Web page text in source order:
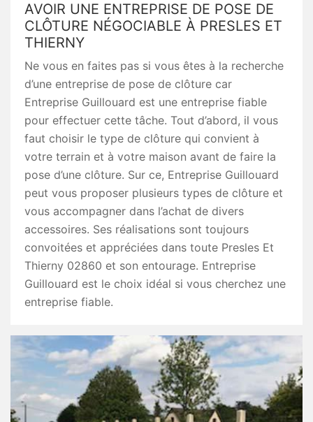
AVOIR UNE ENTREPRISE DE POSE DE
CLÔTURE NÉGOCIABLE À PRESLES ET
THIERNY
Ne vous en faites pas si vous êtes à la recherche
d’une entreprise de pose de clôture car
Entreprise Guillouard est une entreprise fiable
pour effectuer cette tâche. Tout d’abord, il vous
faut choisir le type de clôture qui convient à
votre terrain et à votre maison avant de faire la
pose d’une clôture. Sur ce, Entreprise Guillouard
peut vous proposer plusieurs types de clôture et
vous accompagner dans l’achat de divers
accessoires. Ses réalisations sont toujours
convoitées et appréciées dans toute Presles Et
Thierny 02860 et son entourage. Entreprise
Guillouard est le choix idéal si vous cherchez une
entreprise fiable.